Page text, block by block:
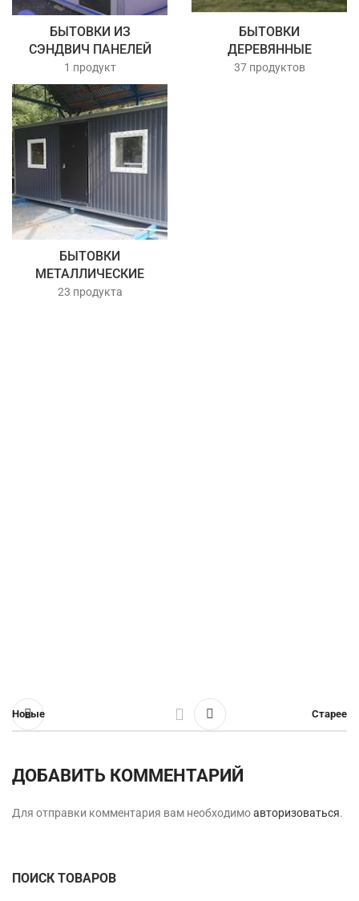
БЫТОВКИ ИЗ
СЭНДВИЧ ПАНЕЛЕЙ
1 продукт
БЫТОВКИ
ДЕРЕВЯННЫЕ
37 продуктов
БЫТОВКИ
МЕТАЛЛИЧЕСКИЕ
23 продукта
Новые Старее
ДОБАВИТЬ КОММЕНТАРИЙ
Для отправки комментария вам необходимоавторизоваться.
ПОИСК ТОВАРОВ